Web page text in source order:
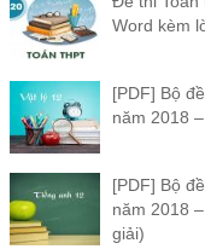
Word kèm
[PDF] Bộ
năm 2018
[PDF] Bộ
năm 2018
giải)